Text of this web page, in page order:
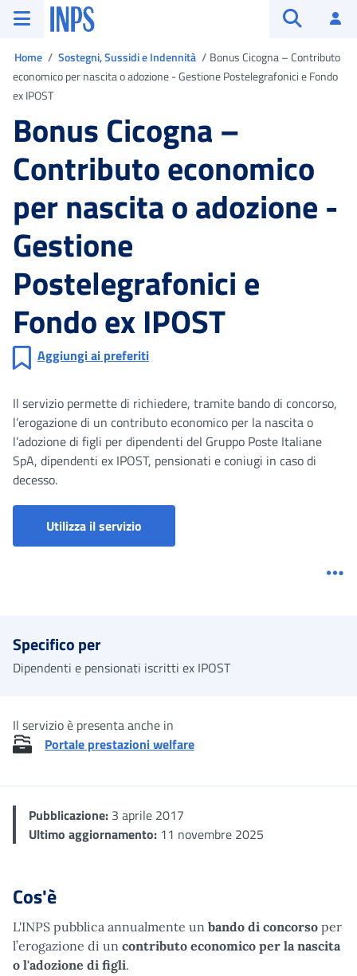
Vai al menu principale
Vai al contenuto principale
Vai al pie' di pagina
INPS ()
Home Sostegni, Sussidi e Indennità
Bonus Cicogna – Contributo
economico per nascita o adozione - Gestione Postelegrafonici e Fondo
ex IPOST
Bonus Cicogna –
Contributo economico
per nascita o adozione -
Gestione
Postelegrafonici e
Fondo ex IPOST
Aggiungi ai preferiti
Il servizio permette di richiedere, tramite bando di concorso,
l’erogazione di un contributo economico per la nascita o
l’adozione di figli per dipendenti del Gruppo Poste Italiane
SpA, dipendenti ex IPOST, pensionati e coniugi in caso di
decesso.
Utilizza il servizio
Specifico per
Dipendenti e pensionati iscritti ex IPOST
Il servizio è presenta anche in
Portale prestazioni welfare
Pubblicazione: 3 aprile 2017
Ultimo aggiornamento: 11 novembre 2025
Cos'è
L'INPS pubblica annualmente un bando di concorso per
l’erogazione di un contributo economico per la nascita
o l'adozione di figli.